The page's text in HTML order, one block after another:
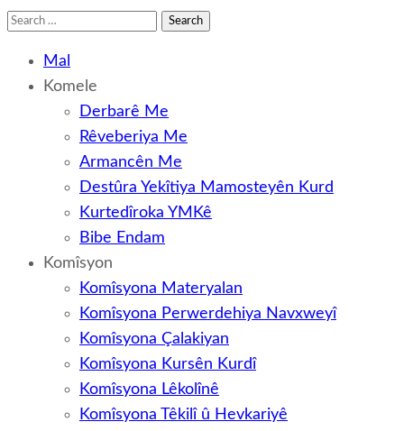
Search
Mal
Komele
Derbarê Me
Rêveberiya Me
Armancên Me
Destûra Yekîtiya Mamosteyên Kurd
Kurtedîroka YMKê
Bibe Endam
Komîsyon
Komîsyona Materyalan
Komîsyona Perwerdehiya Navxweyî
Komîsyona Çalakiyan
Komîsyona Kursên Kurdî
Komîsyona Lêkolînê
Komîsyona Têkilî û Hevkariyê